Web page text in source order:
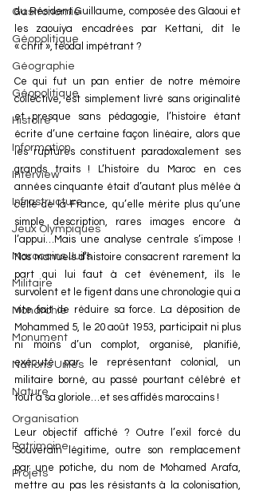
Gastronomie
Géopolitique
Géographie
Géopolitique
Histoire
Information
Interview
Infrastructure
Jeux Olympiques
Marocains Juifs
Militaire
Monarchie
Monument
Nations Unies
Nature
Organisation
Patrimoine
Projets
du Résident Guillaume, composée des Glaoui et
les zaouiya encadrées par Kettani, dit le
« chrif », féodal impétrant ?
Ce qui fut un pan entier de notre mémoire
collective, est simplement livré sans originalité
et presque sans pédagogie, l’histoire étant
écrite d’une certaine façon linéaire, alors que
les ruptures constituent paradoxalement ses
grands traits ! L’histoire du Maroc en ces
années cinquante était d’autant plus mêlée à
celle de la France, qu’elle mérite plus qu’une
simple description, rares images encore à
l’appui…Mais une analyse centrale s’impose !
Nos manuels d’histoire consacrent rarement la
part qui lui faut à cet événement, ils le
survolent et le figent dans une chronologie qui a
vite fait de réduire sa force. La déposition de
Mohammed 5, le 20 août 1953, participait ni plus
ni moins d’un complot, organisé, planifié,
exécuté par le représentant colonial, un
militaire borné, au passé pourtant célébré et
tout à sa gloriole…et ses affidés marocains !
Leur objectif affiché ? Outre l’exil forcé du
Souverain légitime, outre son remplacement
par une potiche, du nom de Mohamed Arafa,
mettre au pas les résistants à la colonisation,